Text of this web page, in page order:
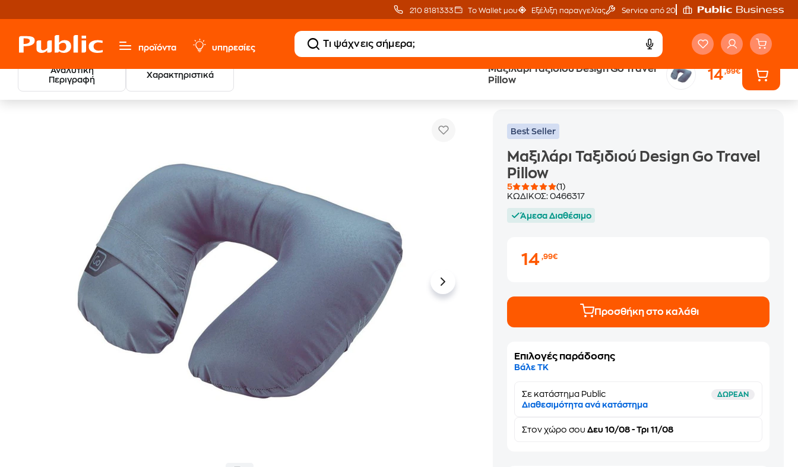
210 8181333 Το Wallet μου Εξέλιξη παραγγελίας Service από 20'
προϊόντα υπηρεσίες
Αναλυτική
Περιγραφή
Χαρακτηριστικά
Μαξιλάρι Ταξιδιού Design Go Travel
Pillow
14,99€
Sports & Hobbies
Best Seller
Μαξιλάρι Ταξιδιού Design Go Travel
Pillow
5
(1)
ΚΩΔΙΚΟΣ:0466317
Άμεσα Διαθέσιμο
14,99€
Προσθήκη στο καλάθι
Επιλογές παράδοσης
Βάλε ΤΚ
Σε κατάστημα Public ΔΩΡΕΑΝ
Διαθεσιμότητα ανά κατάστημα
Στονχώρο σου Δευ 10/08 - Τρι 11/08